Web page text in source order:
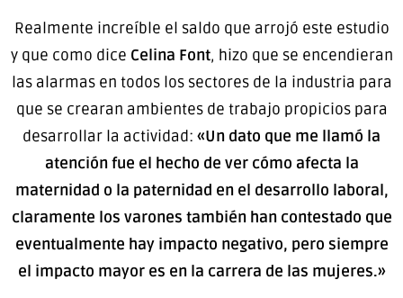
Realmente increíble el saldo que arrojó este estudio
y que como dice Celina Font, hizo que se encendieran
las alarmas en todos los sectores de la industria para
que se crearan ambientes de trabajo propicios para
desarrollar la actividad: «Un dato que me llamó la
atención fue el hecho de ver cómo afecta la
maternidad o la paternidad en el desarrollo laboral,
claramente los varones también han contestado que
eventualmente hay impacto negativo, pero siempre
el impacto mayor es en la carrera de las mujeres.»